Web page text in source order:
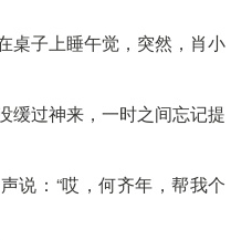
桌子上睡午觉，突然，肖小
缓过神来，一时之间忘记提
说：“哎，何齐年，帮我个